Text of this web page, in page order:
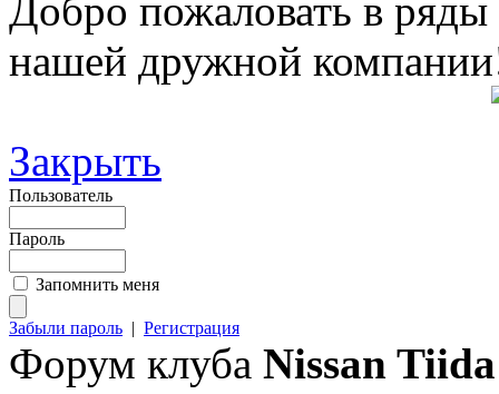
Добро пожаловать в ряды
нашей дружной
Закрыть
Пользователь
Пароль
Запомнить меня
Забыли пароль | Регистрация
Форум клуба Nissan Tiida